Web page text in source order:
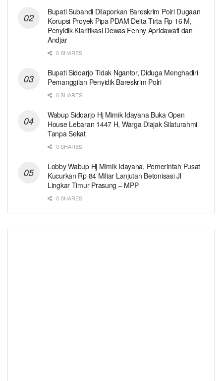
Bupati Subandi Dilaporkan Bareskrim Polri Dugaan
Korupsi Proyek Pipa PDAM Delta Tirta Rp 16 M,
Penyidik Klarifikasi Dewas Fenny Apridawati dan
Andjar
0 SHARES
Bupati Sidoarjo Tidak Ngantor, Diduga Menghadiri
Pemanggilan Penyidik Bareskrim Polri
0 SHARES
Wabup Sidoarjo Hj Mimik Idayana Buka Open
House Lebaran 1447 H, Warga Diajak Silaturahmi
Tanpa Sekat
0 SHARES
Lobby Wabup Hj Mimik Idayana, Pemerintah Pusat
Kucurkan Rp 84 Miliar Lanjutan Betonisasi Jl
Lingkar Timur Prasung – MPP
0 SHARES